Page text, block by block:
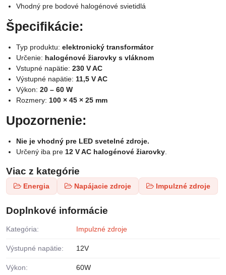
Vhodný pre bodové halogénové svietidlá
Špecifikácie:
Typ produktu: elektronický transformátor
Určenie: halogénové žiarovky s vláknom
Vstupné napätie: 230 V AC
Výstupné napätie: 11,5 V AC
Výkon: 20 – 60 W
Rozmery: 100 × 45 × 25 mm
Upozornenie:
Nie je vhodný pre LED svetelné zdroje.
Určený iba pre 12 V AC halogénové žiarovky
Viac z kategórie
Energia Napájacie zdroje Impulzné zdroje
Doplnkové informácie
Kategória: Impulzné zdroje
Výstupné napätie: 12V
Výkon: 60W